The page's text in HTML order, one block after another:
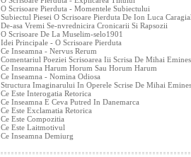
O Scrisoare Pierduta - Momentele Subiectului
Subiectul Piesei O Scrisoare Pierduta De Ion Luca
De-asa Vremi Se-nvrednicira Cronicarii Si Rapsozii
O Scrisoare De La Muselim-selo1901
Idei Principale - O Scrisoare Pierduta
Ce Inseamna - Nervus Rerum
Comentariul Poeziei Scrisoarea Iii Scrisa De Mihai
Ce Inseamna Harum Horum Sau Horum Harum
Ce Inseamna - Nomina Odiosa
Structura Imaginarului In Operele Scrise De Mihai
Ce Este Interogatia Retorica
Ce Inseamna E Ceva Putred In Danemarca
Ce Este Exclamatia Retorica
Ce Este Compozitia
Ce Este Laitmotivul
Ce Inseamna Demiurg